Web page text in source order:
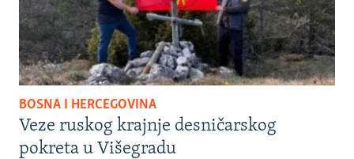
BOSNA I HERCEGOVINA
Veze ruskog krajnje desničarskog
pokreta u Višegradu